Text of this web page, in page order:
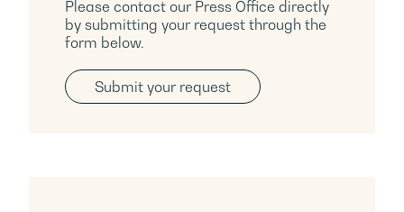
Please contact our Press Office directly
by submitting your request through the
form below.
Submit your request